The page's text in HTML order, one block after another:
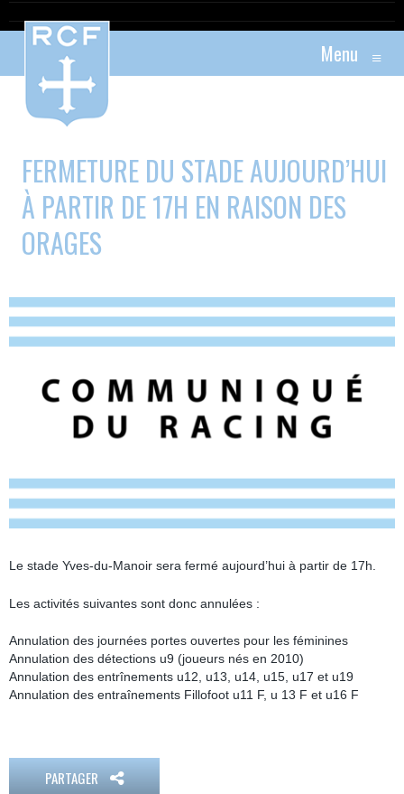
Menu ≡
FERMETURE DU STADE AUJOURD’HUI
À PARTIR DE 17H EN RAISON DES
ORAGES
Le stade Yves-du-Manoir sera fermé aujourd’hui à partir de 17h.
Les activités suivantes sont donc annulées :
Annulation des journées portes ouvertes pour les féminines
Annulation des détections u9 (joueurs nés en 2010)
Annulation des entrînements u12, u13, u14, u15, u17 et u19
Annulation des entraînements Fillofoot u11 F, u 13 F et u16 F
PARTAGER